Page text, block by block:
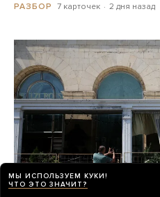
РАЗБОР 7 карточек 2 дня назад
МЫ ИСПОЛЬЗУЕМ КУКИ!
ЧТО ЭТО ЗНАЧИТ?